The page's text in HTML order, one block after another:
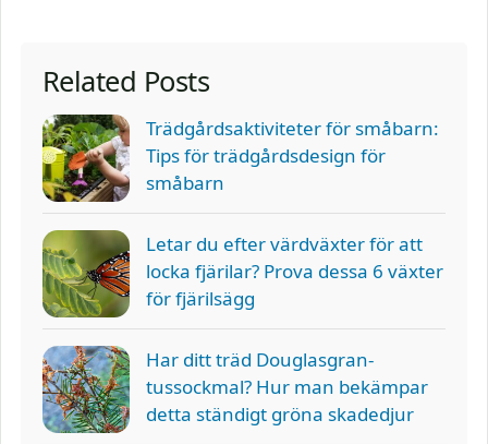
Related Posts
Trädgårdsaktiviteter för småbarn:
Tips för trädgårdsdesign för
småbarn
Letar du efter värdväxter för att
locka fjärilar? Prova dessa 6 växter
för fjärilsägg
Har ditt träd Douglasgran-
tussockmal? Hur man bekämpar
detta ständigt gröna skadedjur